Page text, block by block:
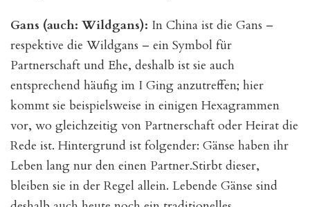
Gans (auch: Wildgans): In China ist die Gans –
respektive die Wildgans – ein Symbol für
Partnerschaft und Ehe, deshalb ist sie auch
entsprechend häufig im I Ging anzutreffen; hier
kommt sie beispielsweise in einigen Hexagrammen
vor, wo gleichzeitig von Partnerschaft oder Heirat die
Rede ist. Hintergrund ist folgender: Gänse haben ihr
Leben lang nur den einen Partner.Stirbt dieser,
bleiben sie in der Regel allein. Lebende Gänse sind